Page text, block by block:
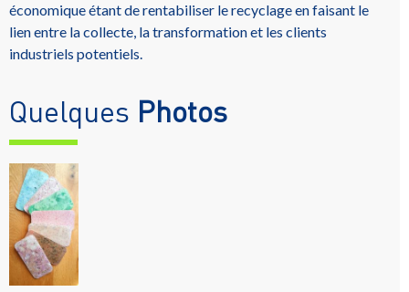
économique étant de rentabiliser le recyclage en faisant le
lien entre la collecte, la transformation et les clients
industriels potentiels.
Quelques Photos